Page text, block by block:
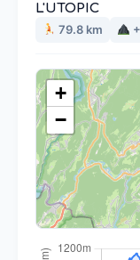
L'UTOPIC
79.8 km
+
−